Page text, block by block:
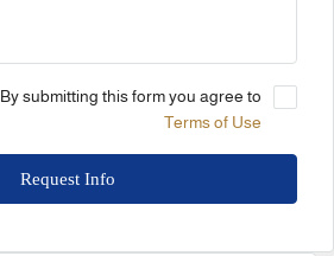
By submitting this form you agree to:
Terms of Use
Request Info